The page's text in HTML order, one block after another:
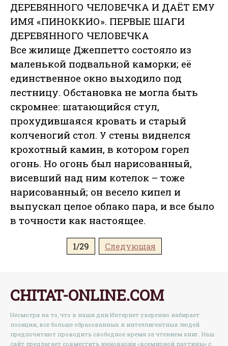
ДЕРЕВЯННОГО ЧЕЛОВЕЧКА И ДАЁТ ЕМУ
ИМЯ «ПИНОККИО». ПЕРВЫЕ ШАГИ
ДЕРЕВЯННОГО ЧЕЛОВЕЧКА
Все жилище Джеппетто состояло из
маленькой подвальной каморки; её
единственное окно выходило под
лестницу. Обстановка не могла быть
скромнее: шатающийся стул,
прохудившаяся кровать и старый
колченогий стол. У стены виднелся
крохотный камин, в котором горел
огонь. Но огонь был нарисованный,
висевший над ним котелок – тоже
нарисованный; он весело кипел и
выпускал целое облако пара, и все было
в точности как настоящее.
1/29 Следующая
CHITAT-ONLINE.COM
Несмотря на то, что в наши дни Интернет уверенно набирает
позиции, все больше образованных и интеллигентных людей
предпочитают проводить свободное время за чтением книг. Наш
сайт предлагает совместить инновации «всемирной паутины» с